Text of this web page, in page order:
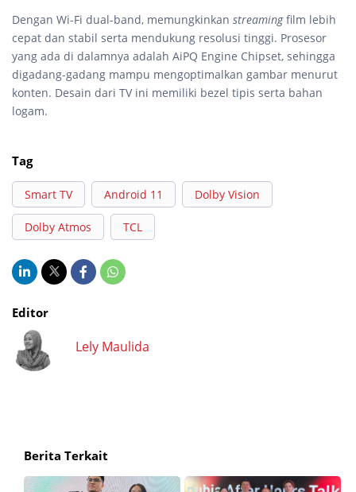
Dengan Wi-Fi dual-band, memungkinkan streamingfilm lebih
cepat dan stabil serta mendukung resolusi tinggi. Prosesor
yang ada di dalamnya adalah AiPQ Engine Chipset, sehingga
digadang-gadang mampu mengoptimalkan gambar menurut
konten. Desain dari TV ini memiliki bezel tipis serta bahan
logam.
Tag
Smart TV Android 11 Dolby Vision
Dolby Atmos TCL
Editor
Lely Maulida
Berita Terkait